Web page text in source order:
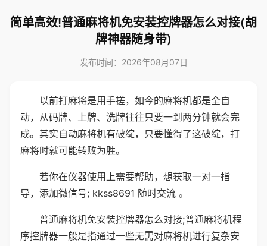
简单高效!普通麻将机免安装控牌器怎么对接(胡
牌神器随身带)
发布时间：2026年08月07日
以前打麻将是用手搓，如今的麻将机都是全自
动，从码牌、上牌、洗牌往往只要一到两分钟就会完
成。其实自动麻将机有破绽，只要懂得了这破绽，打
麻将时就可能转败为胜。
若你在仪器使用上需要帮助，想获取一对一指
导，添加微信号; kkss8691 随时交流 。
普通麻将机免安装控牌器怎么对接;普通麻将机程
序控牌器一般是指通过一些无需对麻将机进行复杂安